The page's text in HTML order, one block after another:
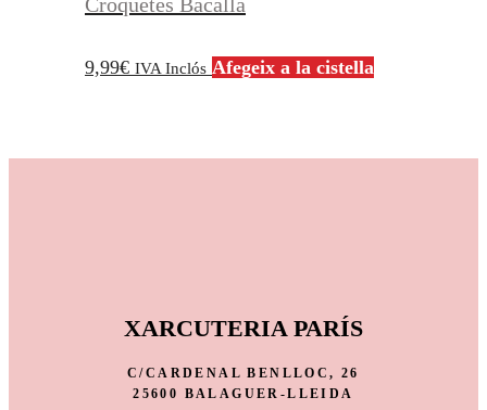
9,99€ IVA Inclós Afegeix a la cistella
XARCUTERIA PARÍS
C/CARDENAL BENLLOC, 26
25600 BALAGUER-LLEIDA